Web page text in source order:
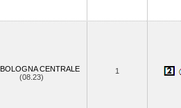
BOLOGNA CENTRALE
(08.23)
1